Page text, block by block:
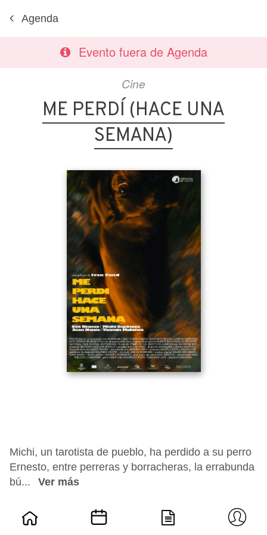
Agenda
Evento fuera de Agenda
Cine
ME PERDÍ (HACE UNA
SEMANA)
Michi, un tarotista de pueblo, ha perdido a su perro
Ernesto, entre perreras y borracheras, la errabunda
bú...
Ver más